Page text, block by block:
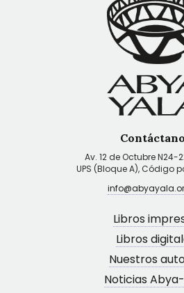
Av. 12 de Octubre N24-
UPS (Bloque A), Código
Libros
Libros
Nuestros
Noticias